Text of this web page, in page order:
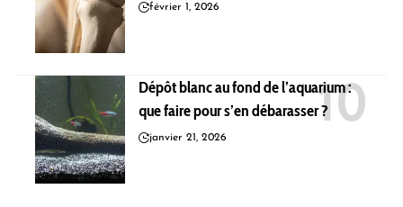
février 1, 2026
Dépôt blanc au fond de l’aquarium :
que faire pour s’en débarasser ?
janvier 21, 2026